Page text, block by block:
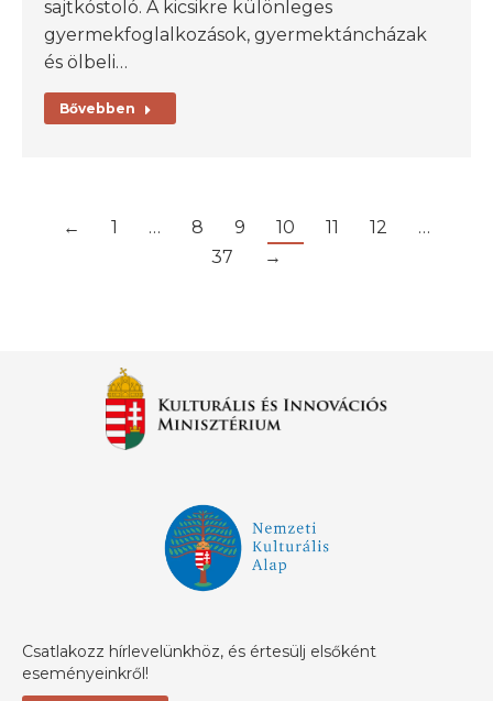
sajtkóstoló. A kicsikre különleges
gyermekfoglalkozások, gyermektáncházak
és ölbeli…
Bővebben
← 1 … 8 9 10 11 12
…
37
→
Csatlakozz hírlevelünkhöz, és értesülj elsőként
eseményeinkről!